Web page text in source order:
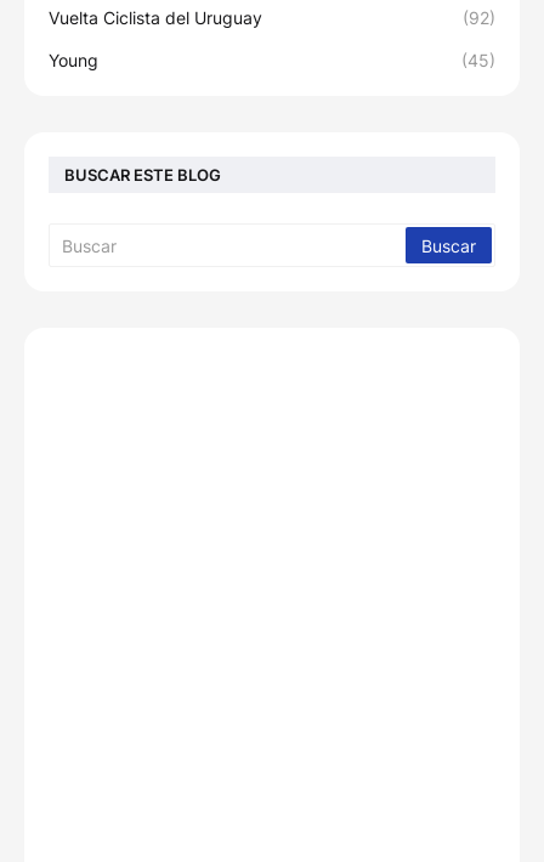
Vuelta Ciclista del Uruguay (92)
Young (45)
BUSCAR ESTE BLOG